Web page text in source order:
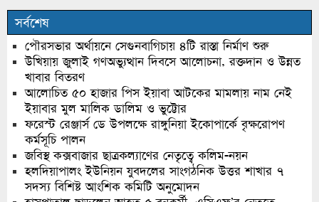
সর্বশেষ
পৌরসভার অর্থায়নে সেগুনবাগিচায় ৪টি রাস্তা নির্মাণ শুরু
উখিয়ায় জুলাই গণঅভ্যুত্থান দিবসে আলোচনা, রক্তদান ও উন্নত
খাবার বিতরণ
আলোচিত ৫০ হাজার পিস ইয়াবা আটকের মামলায় নাম নেই
ইয়াবার মুল মালিক ডালিম ও ভুট্টোর
ফরেস্ট রেঞ্জার্স ডে উপলক্ষে রাঙ্গুনিয়া ইকোপার্কে বৃক্ষরোপণ
কর্মসূচি পালন
জবিস্থ কক্সবাজার ছাত্রকল্যাণের নেতৃত্বে কলিম-নয়ন
হলদিয়াপালং ইউনিয়ন যুবদলের সাংগঠনিক উত্তর শাখার ৭
সদস্য বিশিষ্ট আংশিক কমিটি অনুমোদন